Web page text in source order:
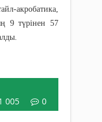
акробатика,
9 түрінен 57
005 0